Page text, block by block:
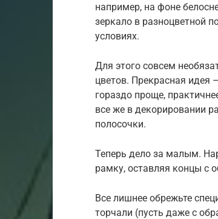
например, на фоне
зеркало в разноцветной
условиях.
Для этого совсем
цветов. Прекрасная идея
гораздо проще,
все же в декорировании
полосочки.
Теперь дело за малым.
рамку, оставляя концы с
Все лишнее обрежьте
торчали (пусть даже с